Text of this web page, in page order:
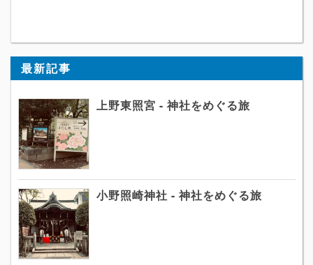
最新記事
上野東照宮 - 神社をめぐる旅
小野照崎神社 - 神社をめぐる旅